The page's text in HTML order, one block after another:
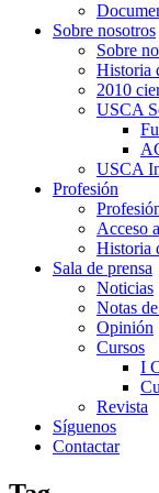
Sobre nosotros
Sobre
Historia
2010
USCA
USCA
Profesión
Acceso
Historia
Sala de prensa
Noticias
Notas
Opinión
Cursos
I
Revista
Síguenos
Contactar